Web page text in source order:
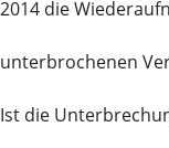
2014 die
unterbrochenen
Ist die